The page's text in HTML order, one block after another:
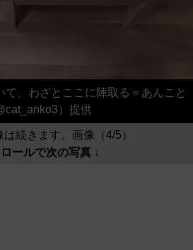
て、わざとここに陣取る＝あんこと
）提供
は続きます。画像（4/5）
ールで次の写真 ↓